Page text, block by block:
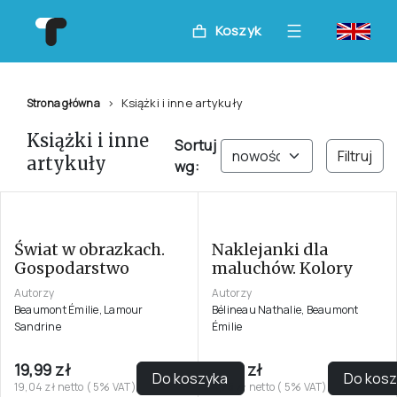
Koszyk
Strona główna Książki i inne artykuły
Książki i inne
artykuły
Sortuj
wg:
Filtruj